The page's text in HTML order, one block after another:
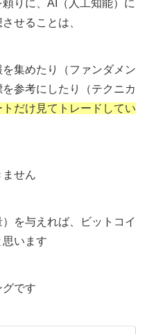
りに、AI（人工知能）に
せることは、
集めたり（ファンダメン
参考にしたり（テクニカ
トだけ見てトレードしてい
せん
を与えれば、ビットコイ
います
です